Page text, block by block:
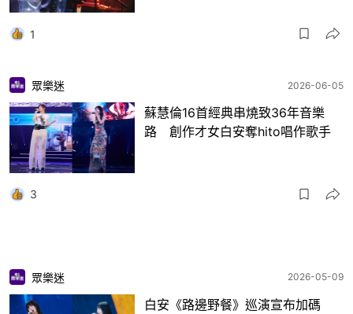
1
眾樂迷 2026-06-05
蘇慧倫16首經典串燒致36年音樂
路 創作才女白安奪hito唱作歌手
3
眾樂迷 2026-05-09
白安《路邊野餐》巡演宣布加碼